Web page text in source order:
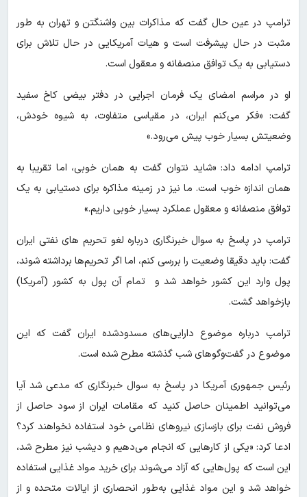
ترامپ در عین حال گفت که مذاکرات بین واشنگتن و تهران به طور
مثبت در حال پیشرفت است و هیات آمریکایی در حال تلاش برای
دستیابی به یک توافق منصفانه و معقول است.
او در مراسم امضای یک فرمان اجرایی در دفتر بیضی کاخ سفید
گفت: «فکر می‌کنم ایران، در مقیاسی متفاوت، به شیوه خودش،
وضعیتش بسیار خوب پیش می‌رود.»
ترامپ ادامه داد: «شاید نتوان گفت به همان خوبی، اما تقریبا به
همان اندازه خوب است. ما نیز در زمینه مذاکره برای دستیابی به یک
توافق منصفانه و معقول عملکرد بسیار خوبی داریم.»
ترامپ در پاسخ به سوال خبرنگاری درباره لغو تحریم های نفتی ایران
گفت: باید دقیقا وضعیت را بررسی کنم، اما اگر تحریم‌ها برداشته شوند،
پول وارد این کشور خواهد شد و تمام آن پول به کشور (آمریکا)
بازخواهد گشت.
ترامپ درباره موضوع دارایی‌های مسدودشده ایران گفت که این
موضوع در گفت‌وگوهای شب گذشته مطرح شده است.
رئیس جمهوری آمریکا در پاسخ به سوال خبرنگاری که مدعی شد آیا
می‌توانید اطمینان حاصل کنید که مقامات ایران از سود حاصل از
فروش نفت برای بازسازی نیروهای نظامی خود استفاده نخواهند کرد؟
ادعا کرد: «یکی از کارهایی که انجام می‌دهیم و دیشب نیز مطرح شد،
این است که پول‌هایی که آزاد می‌شوند برای خرید مواد غذایی استفاده
خواهد شد و این مواد غذایی به‌طور انحصاری از ایالات متحده و از